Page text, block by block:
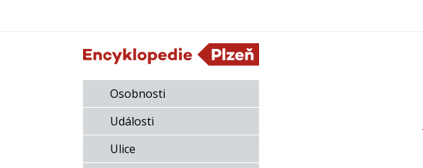
Osobnosti
Události
Ulice